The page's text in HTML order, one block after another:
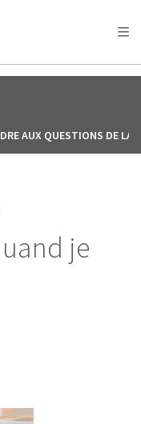
AUX QUESTIONS DE LA
je